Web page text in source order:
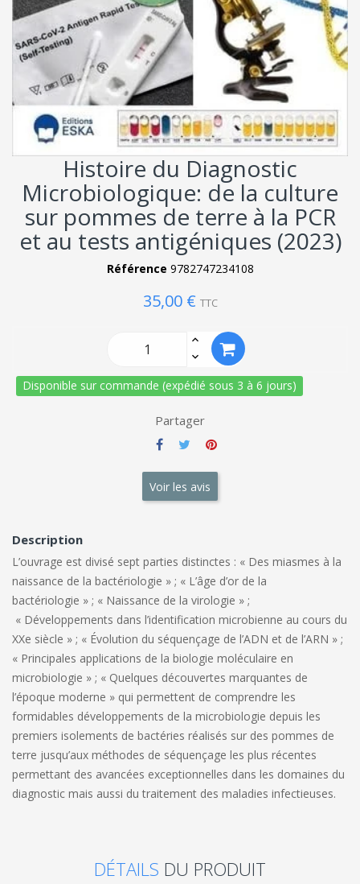
Histoire du Diagnostic
Microbiologique: de la culture
sur pommes de terre à la PCR
et au tests antigéniques (2023)
Référence 9782747234108
35,00 € TTC
Disponible sur commande (expédié sous 3 à 6 jours)
Partager
Voir les avis
Description
L’ouvrage est divisé sept parties distinctes : « Des miasmes à la
naissance de la bactériologie » ; « L’âge d’or de la
bactériologie » ; « Naissance de la virologie » ;
« Développements dans l’identification microbienne au cours du
XXe siècle » ; « Évolution du séquençage de l’ADN et de l’ARN » ;
« Principales applications de la biologie moléculaire en
microbiologie » ; « Quelques découvertes marquantes de
l’époque moderne » qui permettent de comprendre les
formidables développements de la microbiologie depuis les
premiers isolements de bactéries réalisés sur des pommes de
terre jusqu’aux méthodes de séquençage les plus récentes
permettant des avancées exceptionnelles dans les domaines du
diagnostic mais aussi du traitement des maladies infectieuses.
DÉTAILS DU PRODUIT